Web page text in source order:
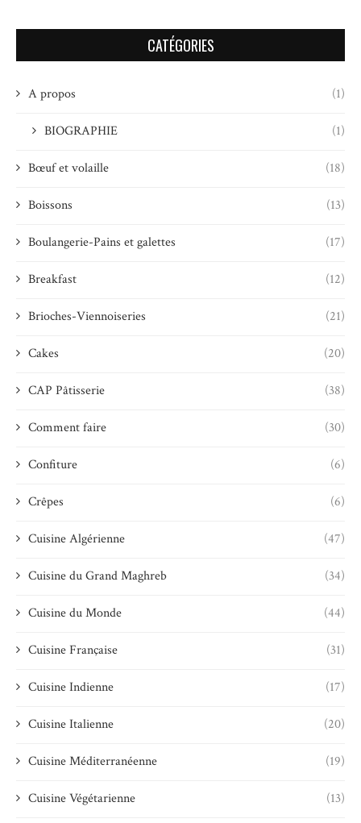
CATÉGORIES
A propos (1)
BIOGRAPHIE (1)
Bœuf et volaille (18)
Boissons (13)
Boulangerie-Pains et galettes (17)
Breakfast (12)
Brioches-Viennoiseries (21)
Cakes (20)
CAP Pâtisserie (38)
Comment faire (30)
Confiture (6)
Crêpes (6)
Cuisine Algérienne (47)
Cuisine du Grand Maghreb (34)
Cuisine du Monde (44)
Cuisine Française (31)
Cuisine Indienne (17)
Cuisine Italienne (20)
Cuisine Méditerranéenne (19)
Cuisine Végétarienne (13)